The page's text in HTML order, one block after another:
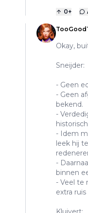
0+
Okay,
Sneijder:
- Geen
- Geen
bekend.
-
- Idem
leek hij
-
binnen
- Veel te
extra